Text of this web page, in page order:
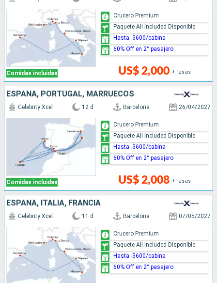
Comidas incluidas US$ 2,000 +Tasas
Crucero Premium
Paquete All Included Disponible
Hasta -$600/cabina
60% Off en 2° pasajero
ESPAÑA, PORTUGAL, MARRUECOS
Comidas incluidas
Celebrity Xcel 12 d Barcelona 26/04/2027
US$ 2,008 +Tasas
Crucero Premium
Paquete All Included Disponible
Hasta -$600/cabina
60% Off en 2° pasajero
ESPAÑA, ITALIA, FRANCIA
Celebrity Xcel 11 d Barcelona 07/05/2027
Crucero Premium
Paquete All Included Disponible
Hasta -$600/cabina
60% Off en 2° pasajero